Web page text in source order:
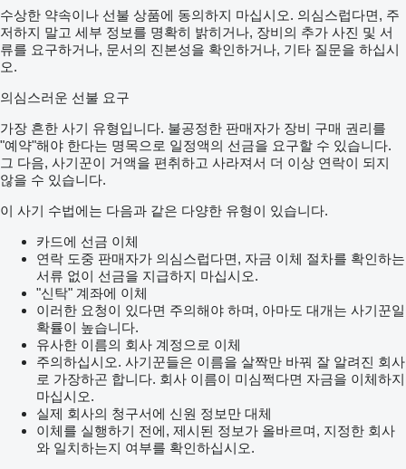
수상한 약속이나 선불 상품에 동의하지 마십시오. 의심스럽다면, 주
저하지 말고 세부 정보를 명확히 밝히거나, 장비의 추가 사진 및 서
류를 요구하거나, 문서의 진본성을 확인하거나, 기타 질문을 하십시
오.
의심스러운 선불 요구
가장 흔한 사기 유형입니다. 불공정한 판매자가 장비 구매 권리를
"예약"해야 한다는 명목으로 일정액의 선금을 요구할 수 있습니다.
그 다음, 사기꾼이 거액을 편취하고 사라져서 더 이상 연락이 되지
않을 수 있습니다.
이 사기 수법에는 다음과 같은 다양한 유형이 있습니다.
카드에 선금 이체
연락 도중 판매자가 의심스럽다면, 자금 이체 절차를 확인하는
서류 없이 선금을 지급하지 마십시오.
"신탁" 계좌에 이체
이러한 요청이 있다면 주의해야 하며, 아마도 대개는 사기꾼일
확률이 높습니다.
유사한 이름의 회사 계정으로 이체
주의하십시오. 사기꾼들은 이름을 살짝만 바꿔 잘 알려진 회사
로 가장하곤 합니다. 회사 이름이 미심쩍다면 자금을 이체하지
마십시오.
실제 회사의 청구서에 신원 정보만 대체
이체를 실행하기 전에, 제시된 정보가 올바르며, 지정한 회사
와 일치하는지 여부를 확인하십시오.